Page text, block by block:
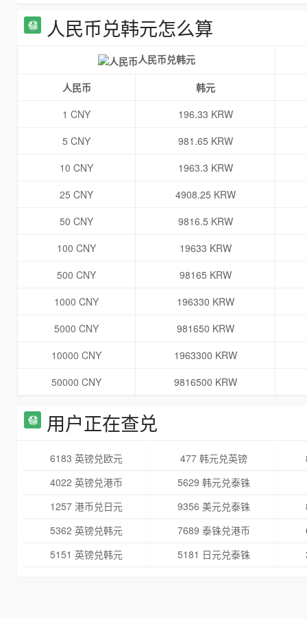
人民币兑韩元怎么算
人民币兑韩元
人民币
韩元
1 CNY
196.33 KRW
5 CNY
981.65 KRW
10 CNY
1963.3 KRW
25 CNY
4908.25 KRW
50 CNY
9816.5 KRW
100 CNY
19633 KRW
500 CNY
98165 KRW
1000 CNY
196330 KRW
5000 CNY
981650 KRW
10000 CNY
1963300 KRW
50000 CNY
9816500 KRW
用户正在查兑
6183 英镑兑欧元 477 韩元兑英镑
4022 英镑兑港币
5629 韩元兑泰铢
1257 港币兑日元
9356 美元兑泰铢
5362 英镑兑韩元
7689 泰铢兑港币
5151 英镑兑韩元
5181 日元兑泰铢